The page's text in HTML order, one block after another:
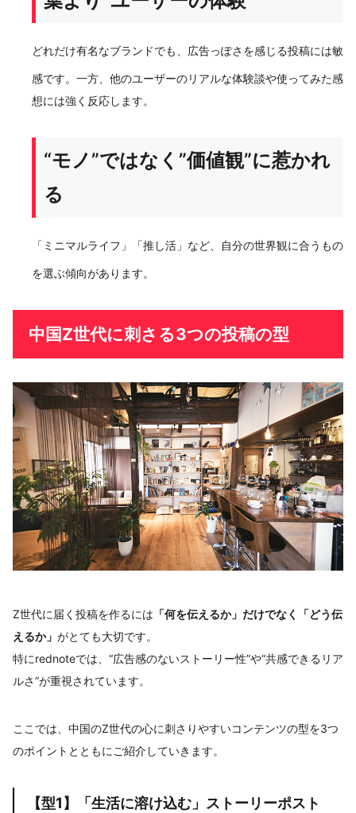
どれだけ有名なブランドでも、広告っぽさを感じる投稿には敏
感です。一方、他のユーザーのリアルな体験談や使ってみた感
想には強く反応します。
“モノ”ではなく”価値観”に惹かれ
る
「ミニマルライフ」「推し活」など、自分の世界観に合うもの
を選ぶ傾向があります。
中国Z世代に刺さる3つの投稿の型
Z世代に届く投稿を作るには 「何を伝えるか」だけでなく「どう伝
えるか」 がとても大切です。
特にrednoteでは、“広告感のないストーリー性”や“共感できるリア
ルさ”が重視されています。
ここでは、中国のZ世代の心に刺さりやすいコンテンツの型を3つ
のポイントとともにご紹介していきます。
【型1】「生活に溶け込む」ストーリーポスト